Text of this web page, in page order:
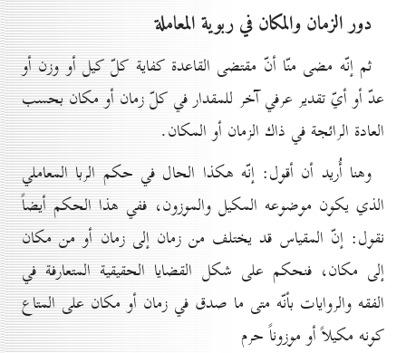
دور الزمان والمکان في ربوية المعاملة
ثم إنّه مضى منّا أنّ مقتضى القاعدة كفاية كلّ كيل أو وزن أو
عدّ أو أيّ تقدير عرفي آخر للمقدار في كلّ زمان أو مكان بحسب
العادة الرائجة في ذاك الزمان أو المكان.
وهنا أُريد أن أقول: إنّه هكذا الحال في حكم الربا المعاملي
الذي يكون موضوعه المكيل والموزون، ففي هذا الحكم أيضاً
نقول: إنّ المقياس قد يختلف من زمان إلى زمان أو من مكان
إلى مكان، فنحكم على شكل القضايا الحقيقية المتعارفة في
الفقه والروايات بأنّه متى ما صدق في زمان أو مكان على المتاع
كونه مكيلاً أو موزوناً حرم